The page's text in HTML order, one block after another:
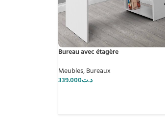
Bureau avec étagère
Meubles,Bureaux
د.ت339.000